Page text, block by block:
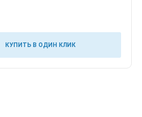
КУПИТЬ В ОДИН КЛИК